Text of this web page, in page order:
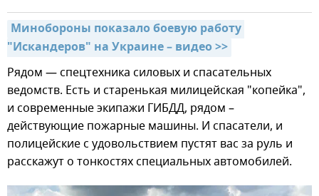
Минобороны показало боевую работу
"Искандеров" на Украине – видео >>
Рядом — спецтехника силовых и спасательных
ведомств. Есть и старенькая милицейская "копейка",
и современные экипажи ГИБДД, рядом –
действующие пожарные машины. И спасатели, и
полицейские с удовольствием пустят вас за руль и
расскажут о тонкостях специальных автомобилей.